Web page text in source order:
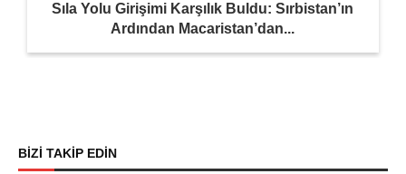
Sıla Yolu Girişimi Karşılık Buldu: Sırbistan’ın
Ardından Macaristan’dan...
BİZİ TAKİP EDİN